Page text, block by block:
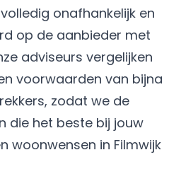
onafhankelijk en
op de aanbieder met
adviseurs vergelijken
voorwaarden van bijna
zodat we de
die het beste bij jouw
woonwensen in Filmwijk